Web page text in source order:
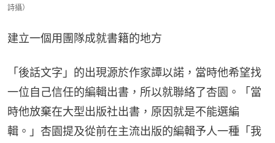
詩攝）
建立一個用團隊成就書籍的地方
「後話文字」的出現源於作家譚以諾，當時他希望找
一位自己信任的編輯出書，所以就聯絡了杏園。「當
時他放棄在大型出版社出書，原因就是不能選編
輯。」杏園提及從前在主流出版的編輯予人一種「我